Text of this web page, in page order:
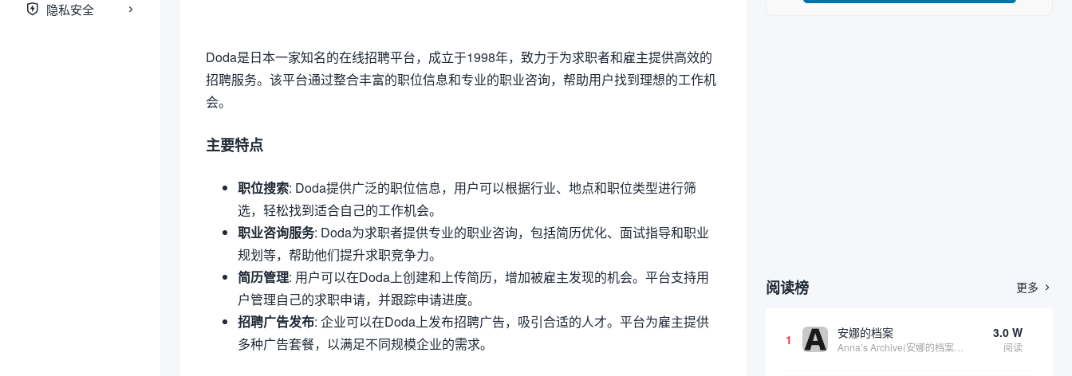
隐私安全
Doda是日本一家知名的在线招聘平台，成立于1998年，致力于为求职者和雇主提供高效的
招聘服务。该平台通过整合丰富的职位信息和专业的职业咨询，帮助用户找到理想的工作机
会。
主要特点
职位搜索: Doda提供广泛的职位信息，用户可以根据行业、地点和职位类型进行筛
选，轻松找到适合自己的工作机会。
职业咨询服务: Doda为求职者提供专业的职业咨询，包括简历优化、面试指导和职业
规划等，帮助他们提升求职竞争力。
简历管理: 用户可以在Doda上创建和上传简历，增加被雇主发现的机会。平台支持用
户管理自己的求职申请，并跟踪申请进度。
招聘广告发布: 企业可以在Doda上发布招聘广告，吸引合适的人才。平台为雇主提供
多种广告套餐，以满足不同规模企业的需求。
阅读榜 更多 
1 安娜的档案 3.0 W
阅读